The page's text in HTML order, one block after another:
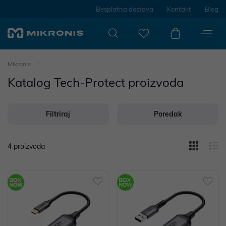
Besplatna dostava Kontakt Blog
Mikronis
Katalog Tech-Protect proizvoda
Filtriraj Poredak
4 proizvoda